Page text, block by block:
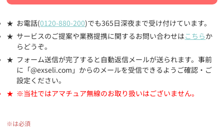
お電話(0120-880-200)でも365日深夜まで受け付けています。
サービスのご提案や業務提携に関するお問い合わせはこちらか
らどうぞ。
フォーム送信が完了すると自動返信メールが送られます。事前
に「@exseli.com」からのメールを受信できるようご確認・ご
設定ください。
※当社ではアマチュア無線のお取り扱いはございません。
※は必須